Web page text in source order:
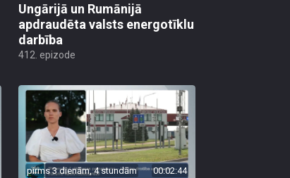
Ungārijā un Rumānijā
apdraudēta valsts energotīklu
darbība
412. epizode
pirms 3 dienām, 4 stundām 00:02:44